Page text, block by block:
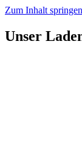
Zum Inhalt springen
Unser